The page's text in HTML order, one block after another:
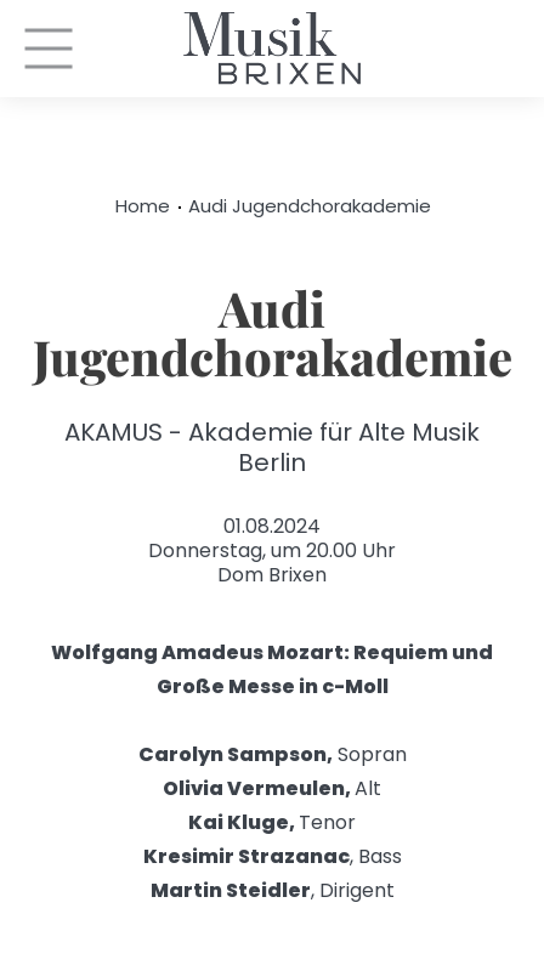
Home Audi Jugendchorakademie
Audi
Jugendchorakademie
AKAMUS - Akademie für Alte Musik
Berlin
01.08.2024
Donnerstag, um 20.00 Uhr
Dom Brixen
Wolfgang Amadeus Mozart: Requiem und
Große Messe in c-Moll
Carolyn Sampson, Sopran
Olivia Vermeulen,Alt
Kai Kluge, Tenor
Kresimir Strazanac, Bass
Martin Steidler, Dirigent